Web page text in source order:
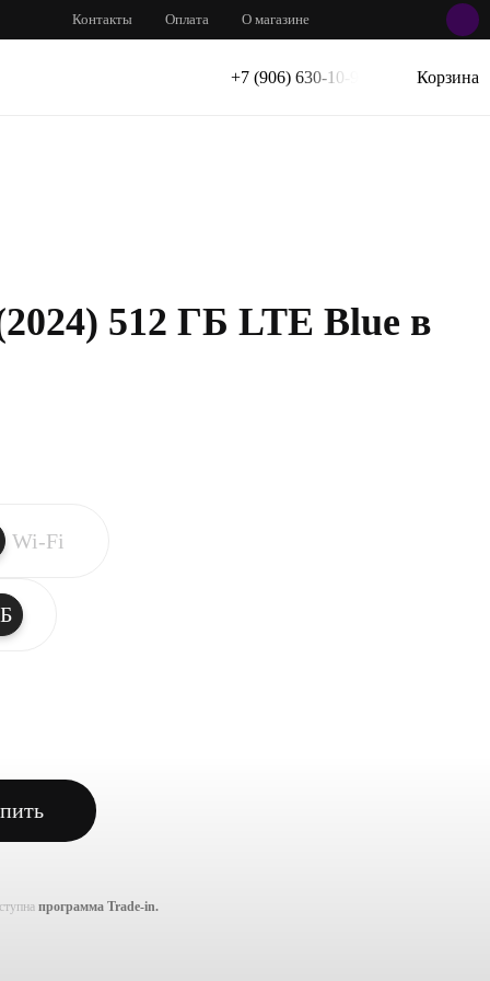
Контакты Оплата О магазине
+7 (906) 630-10-91 Корзина
512 ГБ LTE Blue в
Wi-Fi
программа Trade-in.